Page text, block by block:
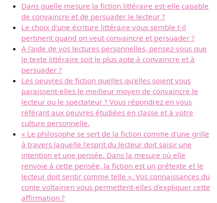
Dans quelle mesure la fiction littéraire est-elle capable
de convaincre et de persuader le lecteur ?
Le choix d'une écriture littéraire vous semble t-il
pertinent quand on veut convaincre et persuader ?
A l'aide de vos lectures personnelles, pensez-vous que
le texte littéraire soit le plus apte à convaincre et à
persuader ?
Les oeuvres de fiction quelles qu'elles soient vous
paraissent-elles le meilleur moyen de convaincre le
lecteur ou le spectateur ? Vous répondrez en vous
référant aux oeuvres étudiées en classe et à votre
culture personnelle.
« Le philosophe se sert de la fiction comme d'une grille
à travers laquelle l'esprit du lecteur doit saisir une
intention et une pensée. Dans la mesure où elle
renvoie à cette pensée, la fiction est un prétexte et le
lecteur doit sentir comme telle ». Vos connaissances du
conte voltairien vous permettent-elles d'expliquer cette
affirmation ?